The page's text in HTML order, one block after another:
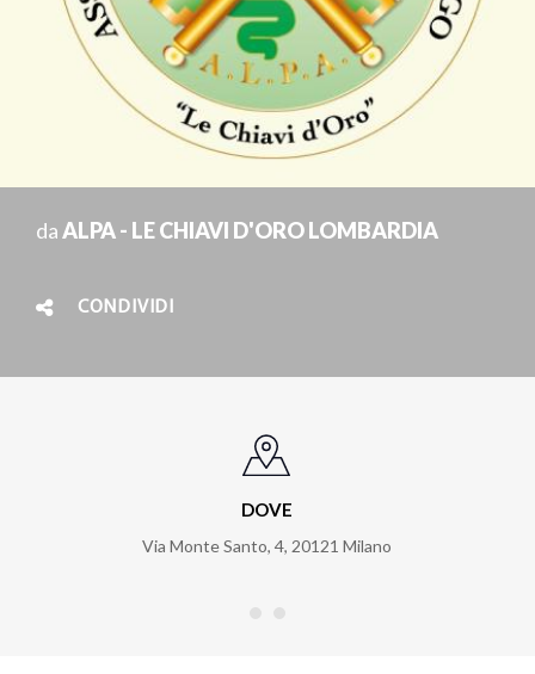
daALPA - LE CHIAVI D'ORO LOMBARDIA
CONDIVIDI
DOVE
Via Monte Santo, 4, 20121 Milano